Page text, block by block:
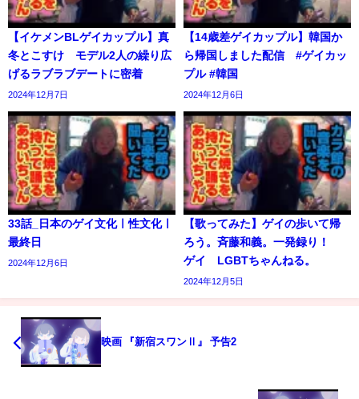
【イケメンBLゲイカップル】真
冬とこすけ モデル2人の繰り広
げるラブラブデートに密着
2024年12月7日
【14歳差ゲイカップル】韓国か
ら帰国しました配信 #ゲイカッ
プル #韓国
2024年12月6日
33話_日本のゲイ文化ㅣ性文化ㅣ
最終日
2024年12月6日
【歌ってみた】ゲイの歩いて帰
ろう。斉藤和義。一発録り！
ゲイ LGBTちゃんねる。
2024年12月5日
映画 『新宿スワンⅡ』 予告2